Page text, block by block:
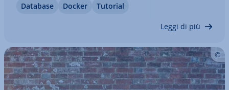
do l’ef­fi­cien­za della tua in­fra­strut­tu­ra Docker. In
Database Docker Tutorial
Leggi di più